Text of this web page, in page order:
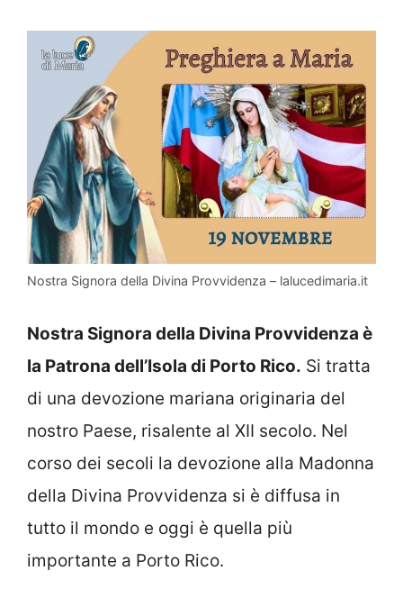
Nostra Signora della Divina Provvidenza – lalucedimaria.it
Nostra Signora della Divina Provvidenza è
la Patrona dell’Isola di Porto Rico. Si tratta
di una devozione mariana originaria del
nostro Paese, risalente al XII secolo. Nel
corso dei secoli la devozione alla Madonna
della Divina Provvidenza si è diffusa in
tutto il mondo e oggi è quella più
importante a Porto Rico.